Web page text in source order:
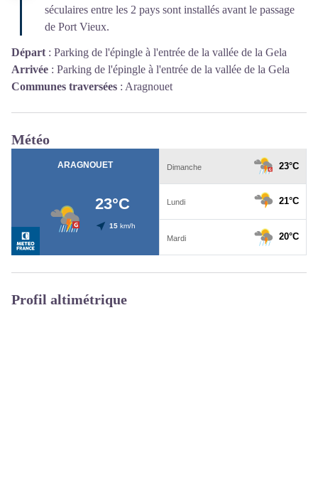
séculaires entre les 2 pays sont installés avant le passage
de Port Vieux.
Départ : Parking de l'épingle à l'entrée de la vallée de la Gela
Arrivée : Parking de l'épingle à l'entrée de la vallée de la Gela
Communes traversées : Aragnouet
Météo
Profil altimétrique